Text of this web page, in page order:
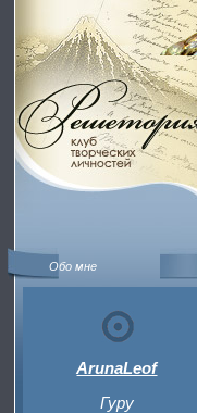
Обо мне
ArunaLeof
Гуру